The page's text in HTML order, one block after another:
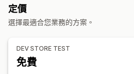
管理折扣
編輯工具 本地化 觸發條件與規則
混合費用
定價
選擇最適合您業務的方案。
DEV STORE TEST
免費